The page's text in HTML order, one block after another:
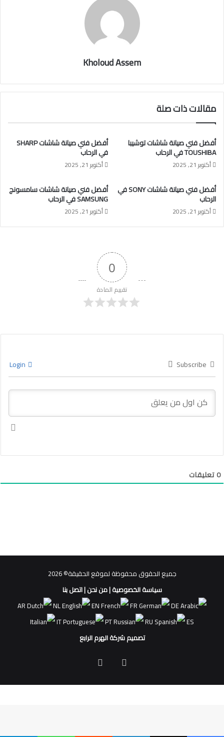
Kholoud Assem
مقالات ذات صلة
أفضل فني صيانة شاشات توشيبا
TOUSHIBA في الرحاب
أكتوبر 21, 2025
أفضل فني صيانة شاشات SHARP
في الرحاب
أكتوبر 21, 2025
أفضل فني صيانة شاشات SONY في
الرحاب
أكتوبر 21, 2025
أفضل فني صيانة شاشات سامسونج
SAMSUNG في الرحاب
أكتوبر 21, 2025
0
تقييم المادة
Subscribe
0تعليقات
جميع الحقوق محفوظة لموقع الحقيقة© 2026
سياسة الخصوصية|من نحن|اتصل بنا
AR
NL EN FR
DE
IT
PT RU
ES
تصميم شركة الهرم الرابع
فيسبوك
الموقع